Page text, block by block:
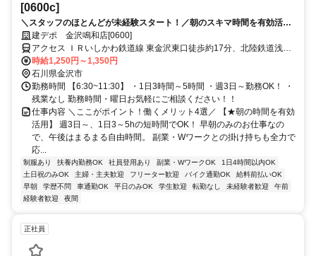
[0600c]
＼スタッフのほとんどが未経験スタート！／朝のスキマ時間を有効活用
しませんか？★ホームセンターコーナンのグループ会社なので、安定感
も抜群★未経験の方でも安心してスタートできる環境が整っています！
建デポ 金沢鳴和店[0600]
アクセス ＩＲいしかわ鉄道線 東金沢東口徒歩約17分、北陸鉄道浅野
川線 北鉄金沢A-3口徒歩約28分、連絡バス 金沢徒歩約28分 JRいしか
わ鉄道線 東金沢駅 から 車4分 徒歩19分
時給1,250円～1,350円
石川県金沢市
勤務時間 【6:30~11:30】 ・1日3時間～5時間 ・週3日～勤務OK！ ・
残業なし 勤務時間・曜日お気軽にご相談ください！！
仕事内容 ＼ここがポイント！働くメリット4選／ 【★朝の時間を有効
活用】 週3日～、1日3～5hの短時間でOK！ 早朝のみのお仕事なの
で、午後はまるまる自由時間。 副業・Wワークとの掛け持ちも全力で
応...
制服あり 扶養内勤務OK 社員登用あり 副業・WワークOK
1日4時間以内OK
土日祝のみOK
主婦・主夫歓迎 フリーター歓迎 バイク通勤OK
給料前払いOK
早朝
学歴不問 車通勤OK 平日のみOK 学生歓迎 転勤なし 未経験者歓迎
午前
経験者歓迎
夜間
正社員